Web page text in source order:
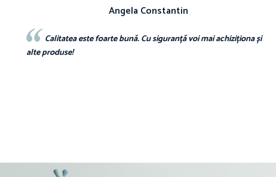
Angela Constantin
Calitatea este foarte bună. Cu siguranță voi mai achiziționa și
alte produse!